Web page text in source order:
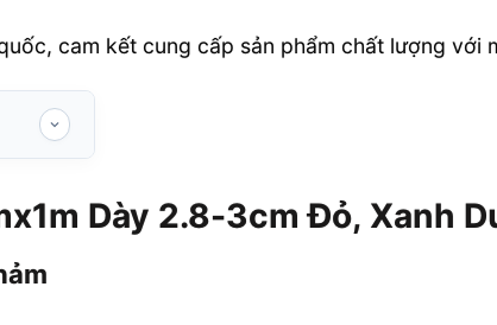
cam kết cung cấp sản phẩm chất lượng với
Dày 2.8-3cm Đỏ, Xanh